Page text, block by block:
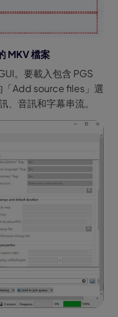
MKV 檔案
。要載入包含 PGS
「Add source files」選
、音訊和字幕串流。